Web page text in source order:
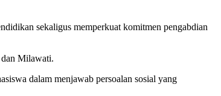
sekaligus memperkuat komitmen pengabdian
Milawati.
dalam menjawab persoalan sosial yang